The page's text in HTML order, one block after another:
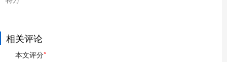
相关评论
本文评分*